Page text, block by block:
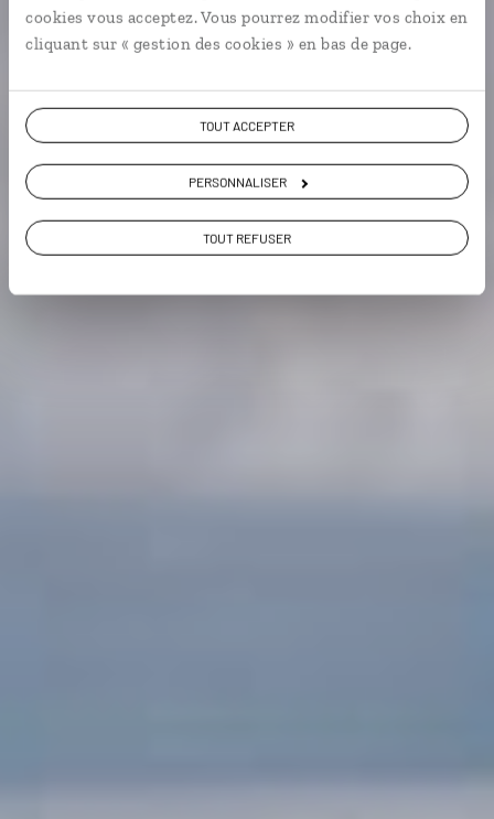
cookies vous acceptez. Vous pourrez modifier vos choix en
cliquant sur « gestion des cookies » en bas de page.
TOUT ACCEPTER
PERSONNALISER
TOUT REFUSER
paradisiaques des Maldives.
Voir les 119 avis sur les voyages en Inde
VOIR LA GALERIE PHOTOS